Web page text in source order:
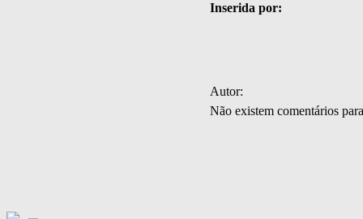
Inserida por:
Autor:
Não existem comentários